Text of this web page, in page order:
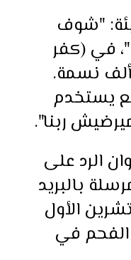
"شوف
في (كفر
العلو)، التي يقطنها 55 ألف نسمة.
يستخدم
ربنا".
الرد على
بالبريد
تشرين الأول
الفحم في